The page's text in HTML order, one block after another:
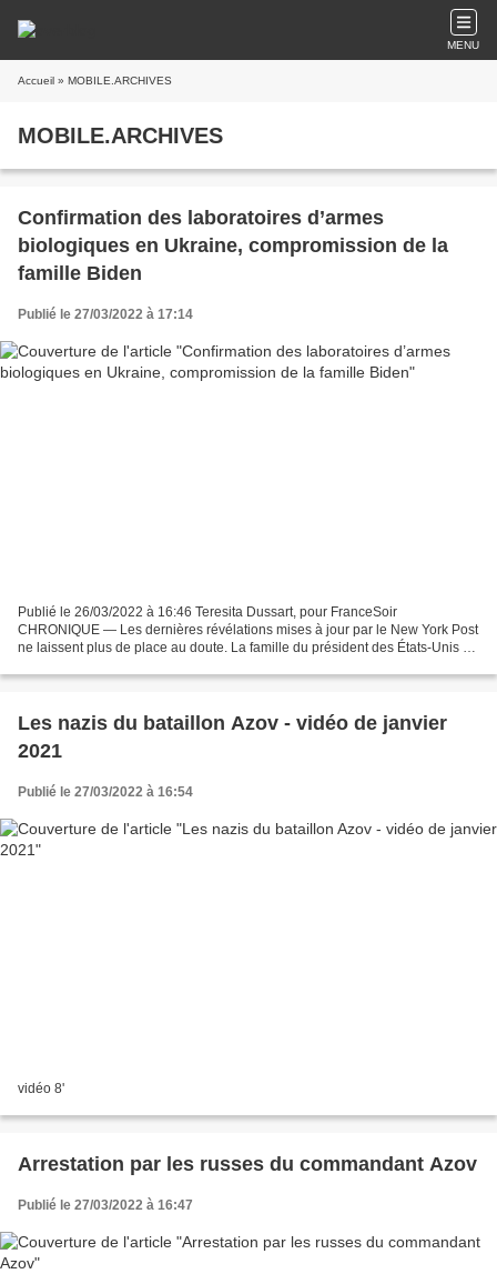
MENU
Accueil » MOBILE.ARCHIVES
MOBILE.ARCHIVES
Confirmation des laboratoires d’armes
biologiques en Ukraine, compromission de la
famille Biden
Publié le 27/03/2022 à 17:14
Publié le 26/03/2022 à 16:46 Teresita Dussart, pour FranceSoir
CHRONIQUE — Les dernières révélations mises à jour par le New York Post
ne laissent plus de place au doute. La famille du président des États-Unis —
Les nazis du bataillon Azov - vidéo de janvier
2021
Publié le 27/03/2022 à 16:54
vidéo 8'
Arrestation par les russes du commandant Azov
Publié le 27/03/2022 à 16:47